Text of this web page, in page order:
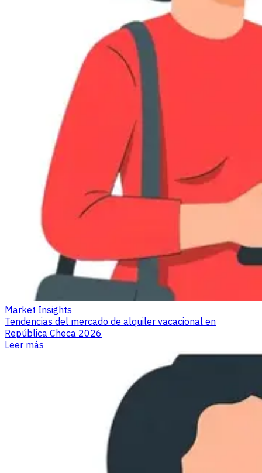
Market Insights
Tendencias del mercado de alquiler vacacional en
República Checa 2026
Leer más